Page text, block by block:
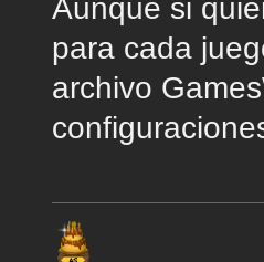
Aunque si
para cada
archivo